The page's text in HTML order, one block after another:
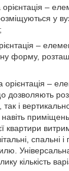
–
у
–
форму,
орієнтація –
так і
навіть
квартири
кількість